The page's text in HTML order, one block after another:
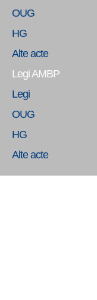
OUG
HG
Alte acte
Legi AMBP
Legi
OUG
HG
Alte acte